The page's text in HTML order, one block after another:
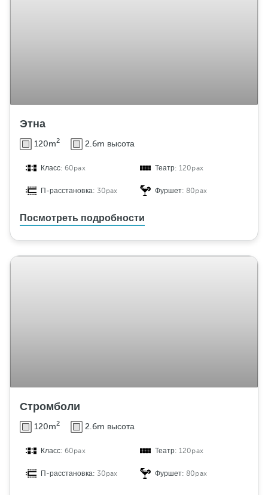
Этна
120m2 2.6m высота
Класс:60pax Театр:120pax
П-расстановка: 30pax Фуршет:80pax
Посмотреть подробности
Стромболи
120m2 2.6m высота
Класс:60pax Театр:120pax
П-расстановка: 30pax Фуршет:80pax